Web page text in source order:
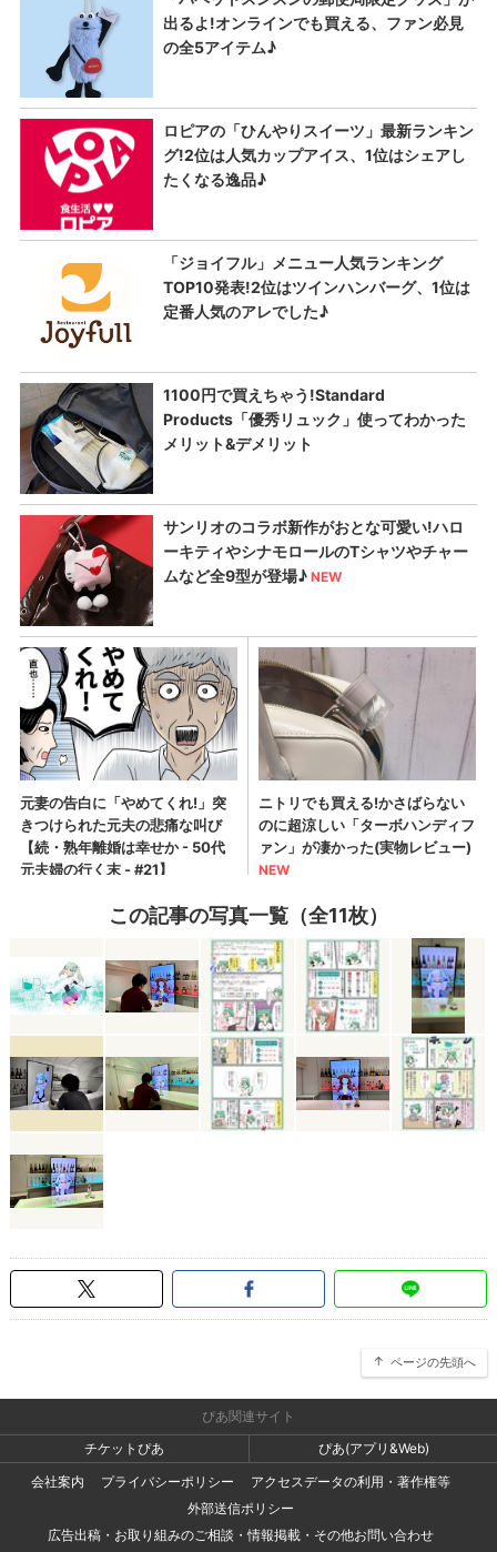
この記事の写真一覧（全11枚）
ページの先頭へ
ぴあ関連サイト
チケットぴあ
ぴあ(アプリ&Web)
会社案内
プライバシーポリシー
アクセスデータの利用・著作権等
外部送信ポリシー
広告出稿・お取り組みのご相談・情報掲載・その他お問い合わせ